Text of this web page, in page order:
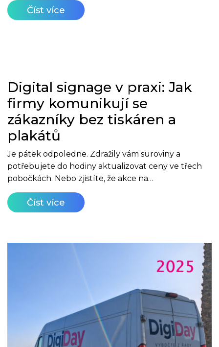
Číst více
Digital signage v praxi: Jak
firmy komunikují se
zákazníky bez tiskáren a
plakátů
Je pátek odpoledne. Zdražily vám suroviny a
potřebujete do hodiny aktualizovat ceny ve třech
pobočkách. Nebo zjistíte, že akce na…
Číst více